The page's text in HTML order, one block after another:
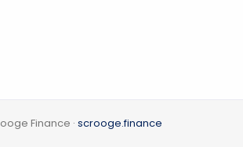
Finance · scrooge.finance